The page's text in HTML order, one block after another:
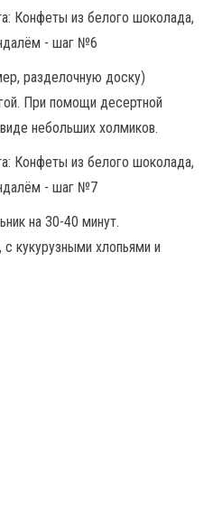
разделочную доску)
При помощи десертной
небольших холмиков.
на 30-40 минут.
кукурузными хлопьями и